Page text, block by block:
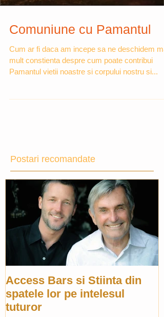
Comuniune cu Pamantul
Cum ar fi daca am incepe sa ne deschidem
mult constienta despre cum poate contribui
Pamantul vietii noastre si corpului nostru si...
Postari recomandate
Access Bars si Stiinta din
spatele lor pe intelesul
tuturor